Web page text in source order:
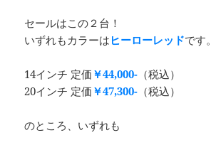
セールはこの２台！
いずれもカラーは ヒーローレッドです。
14インチ 定価 ￥44,000- （税込）
20インチ 定価 ￥47,300- （税込）
のところ、いずれも